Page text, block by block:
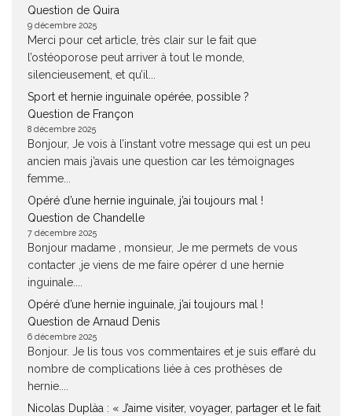
Question de Quira
9 décembre 2025
Merci pour cet article, très clair sur le fait que
l’ostéoporose peut arriver à tout le monde,
silencieusement, et qu’il...
Sport et hernie inguinale opérée, possible ?
Question de Françon
8 décembre 2025
Bonjour, Je vois à l’instant votre message qui est un peu
ancien mais j’avais une question car les témoignages
femme...
Opéré d’une hernie inguinale, j’ai toujours mal !
Question de Chandelle
7 décembre 2025
Bonjour madame , monsieur, Je me permets de vous
contacter ,je viens de me faire opérer d une hernie
inguinale....
Opéré d’une hernie inguinale, j’ai toujours mal !
Question de Arnaud Denis
6 décembre 2025
Bonjour. Je lis tous vos commentaires et je suis effaré du
nombre de complications liée à ces prothèses de
hernie....
Nicolas Duplàa : « J’aime visiter, voyager, partager et le fait